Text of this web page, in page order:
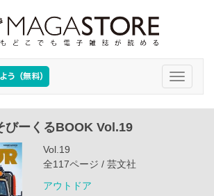
Toggle
びーくるBOOK Vol.19
Vol.19
全117ページ / 芸文社
アウトドア